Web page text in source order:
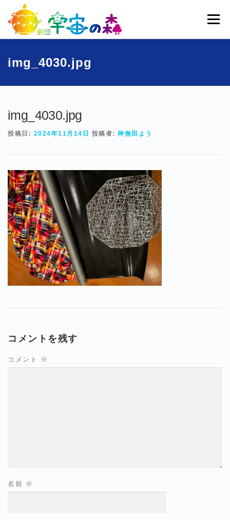
ッ
メニュー
宇宙の森とは
img_4030.jpg
img_4030.jpg
投稿日: 2024年11月14日 投稿者: 神無田よう
コメントを残す
コメント ※
名前 ※